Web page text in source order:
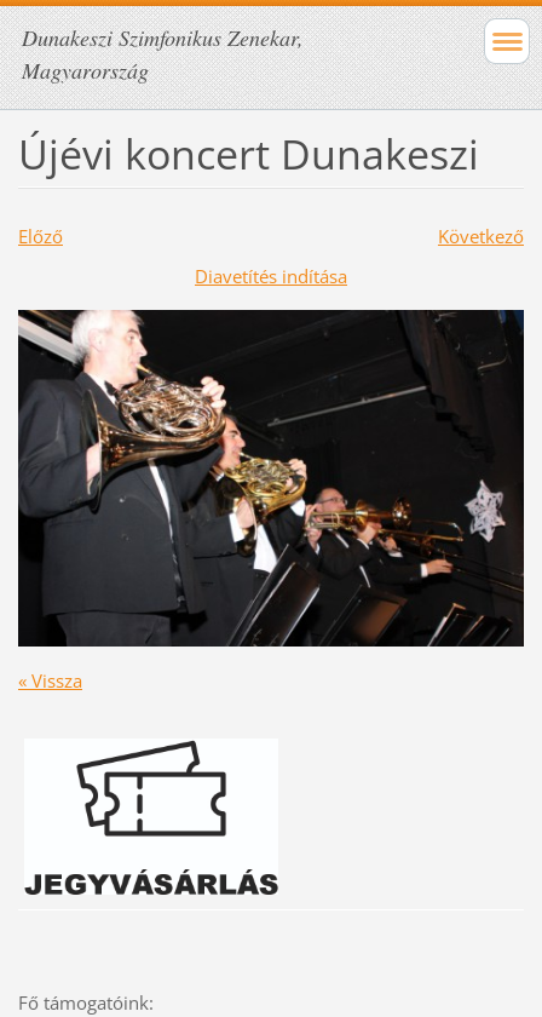
Dunakeszi Szimfonikus Zenekar,
Magyarország
Újévi koncert Dunakeszi
Előző
Következő
Diavetítés indítása
« Vissza
Fő támogatóink: